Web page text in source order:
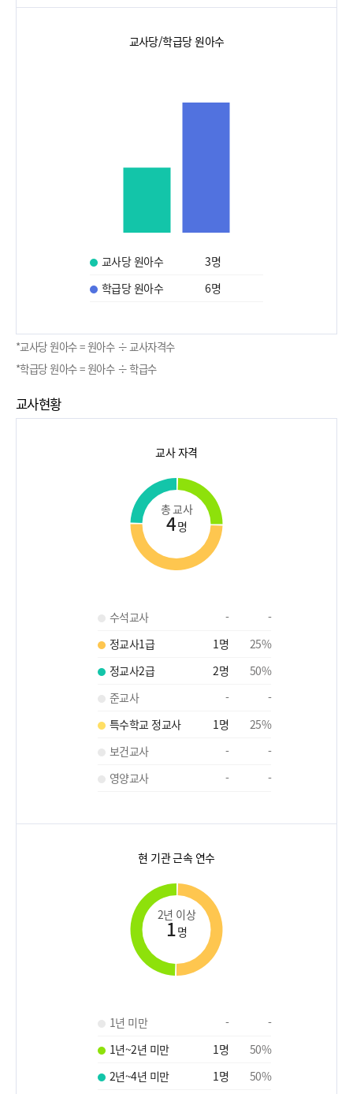
교사당/학급당 원아수
교사당 원아수 3명
학급당 원아수
6명
*교사당 원아수 = 원아수 ÷ 교사자격수
*학급당 원아수 = 원아수 ÷ 학급수
교사현황
교사 자격
총 교사
4명
수석교사 -
-
정교사1급
1명 25%
정교사2급
2명 50%
준교사
-
-
특수학교 정교사
1명 25%
보건교사
-
-
영양교사
- -
현 기관 근속 연수
2년 이상
1명
1년 미만 -
-
1년~2년 미만
1명 50%
2년~4년 미만
1명 50%